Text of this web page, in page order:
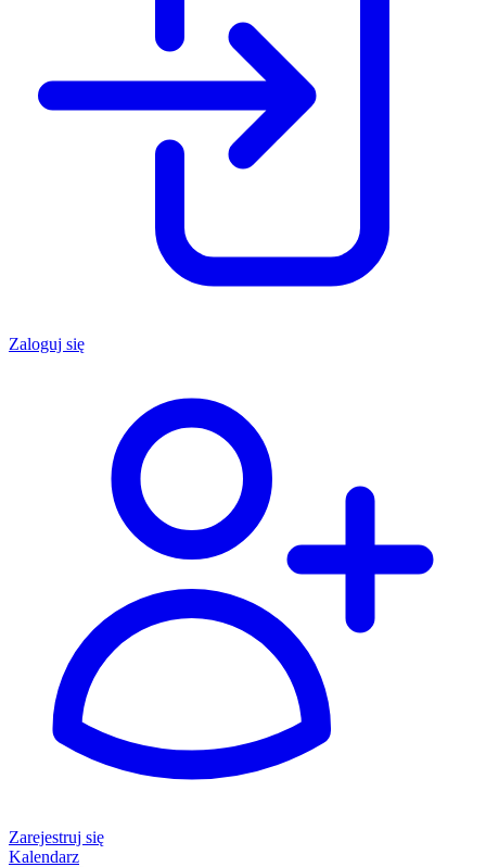
Zaloguj się
Zarejestruj się
Kalendarz